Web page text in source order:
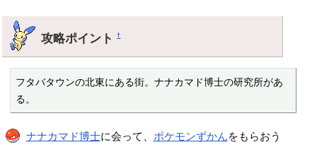
攻略ポイント†
フタバタウンの北東にある街。ナナカマド博士の研究所があ
る。
ナナカマド博士に会って、 ポケモンずかんをもらおう